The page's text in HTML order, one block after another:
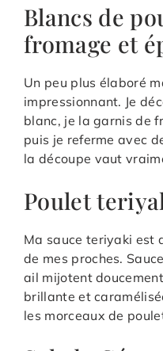
Blancs de
fromage et
Un peu plus élaboré
impressionnant. Je
blanc, je la garnis de
puis je referme avec
la découpe vaut
Poulet
Ma sauce teriyaki est
de mes proches.
ail mijotent
brillante et
les morceaux de